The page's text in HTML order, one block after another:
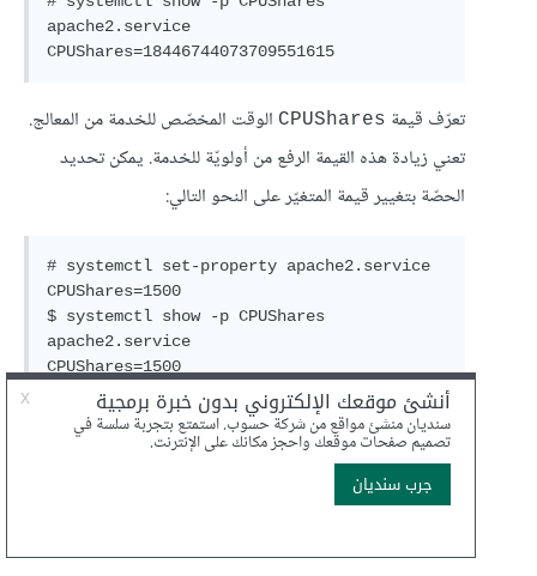
apache2.service
CPUShares=18446744073709551615
تعرّف قيمة CPUShares الوقت المخصّص للخدمة من المعالج.
تعني زيادة هذه القيمة الرفع من أولويّة للخدمة. يمكن تحديد
الحصّة بتغيير قيمة المتغيّر على النحو التالي:
# systemctl set-property apache2.service
CPUShares=1500
$ systemctl show -p CPUShares
apache2.service
CPUShares=1500
ينشئ النظام عند تحديد حصّة خدمة مجلّدا يوافق اسمه اسمَ
الخدمة (مثلا apache2.service.d
إعداد يبدأ برقم يتبعه اسم المتغيّر (مثلا
):